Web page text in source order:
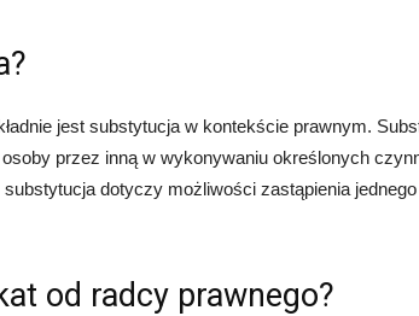
jest substytucja w kontekście prawnym.
przez inną w wykonywaniu określonych
dotyczy możliwości zastąpienia
od radcy prawnego?